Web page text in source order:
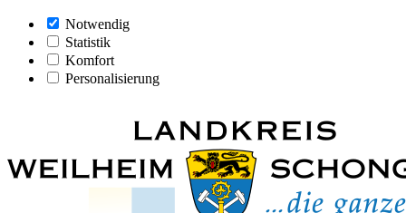
Notwendig
Statistik
Komfort
Personalisierung